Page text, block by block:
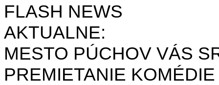
FLASH NEWS
AKTUALNE:
MESTO PÚCHOV VÁS
PREMIETANIE